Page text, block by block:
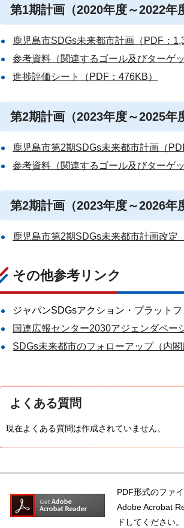
第1期計画（2020年度～2022年
鹿児島市SDGs未来都市計画（PDF：
参考資料（関連するゴール及びターゲ
進捗評価シート（PDF：476KB）
第2期計画（2023年度～2025年
鹿児島市第2期SDGs未来都市計画（
参考資料（関連するゴール及びターゲ
第2期計画（2023年度～2026年
鹿児島市第2期SDGs未来都市計画改定
その他参考リンク
ジャパンSDGsアクション・プラット
国連広報センター2030アジェンダペー
SDGs未来都市のフォローアップ（内
よくある質問
現在よくある質問は作成されていません。
PDF形式のファ
Adobe Acrobat
ドしてください。